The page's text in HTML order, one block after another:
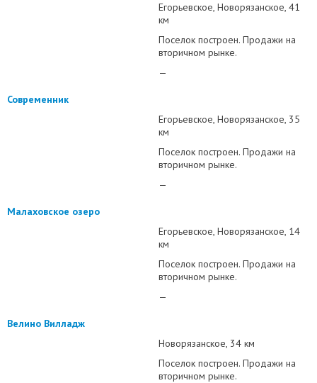
Егорьевское Новорязанское 41
км
Поселок построен. Продажи на
вторичном рынке.
—
Современник
Егорьевское Новорязанское 35
км
Поселок построен. Продажи на
вторичном рынке.
—
Малаховское озеро
Егорьевское Новорязанское 14
км
Поселок построен. Продажи на
вторичном рынке.
—
Велино Вилладж
Новорязанское 34 км
Поселок построен. Продажи на
вторичном рынке.